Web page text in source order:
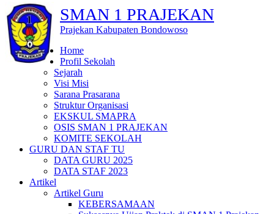
SMAN 1 PRAJEKAN
Prajekan Kabupaten Bondowoso
Home
Profil Sekolah
Sejarah
Visi Misi
Sarana Prasarana
Struktur Organisasi
EKSKUL SMAPRA
OSIS SMAN 1 PRAJEKAN
KOMITE SEKOLAH
GURU DAN STAF TU
DATA GURU 2025
DATA STAF 2023
Artikel
Artikel Guru
KEBERSAMAAN